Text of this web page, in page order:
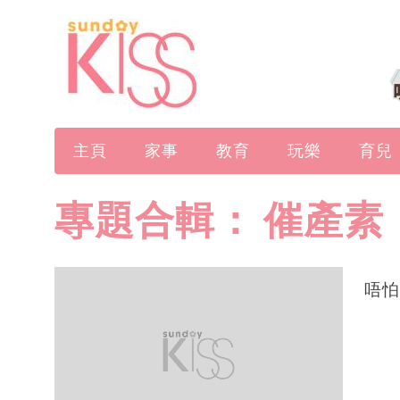
主頁 家事 教育 玩樂 育兒
專題合輯： 催產素
唔